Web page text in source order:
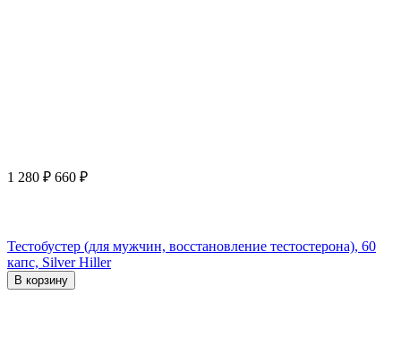
1 280 ₽ 660 ₽
Тестобустер (для мужчин, восстановление тестостерона), 60
капс, Silver Hiller
В корзину